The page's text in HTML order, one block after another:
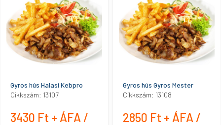
Gyros hús Halasi Kebpro
Cikkszám: 13107
3430 Ft + ÁFA /
Gyros hús Gyros Mester
Cikkszám: 13108
2850 Ft + ÁFA /